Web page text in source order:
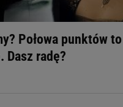
Połowa punktów to
radę?